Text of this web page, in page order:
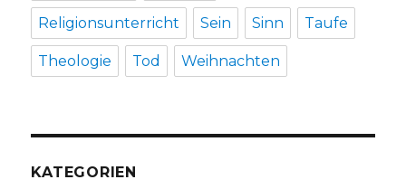
Religionsunterricht Sein Sinn Taufe
Theologie Tod Weihnachten
KATEGORIEN